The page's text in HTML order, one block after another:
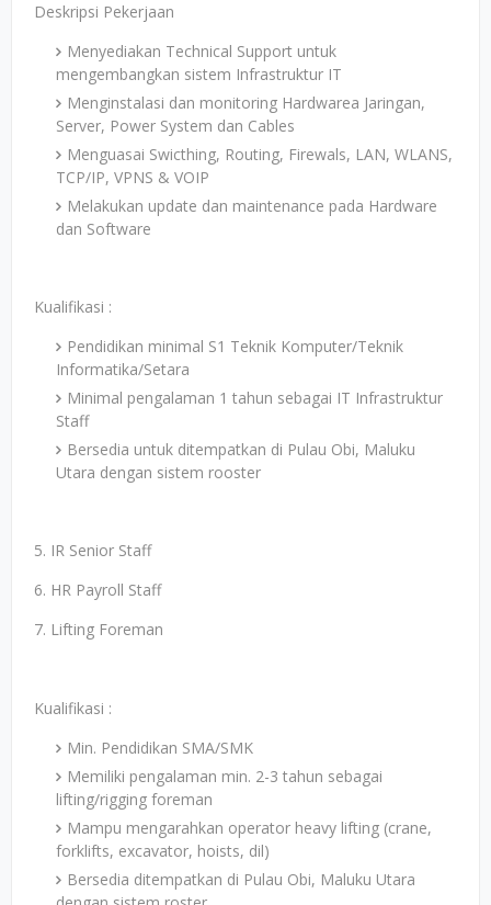
Deskripsi Pekerjaan
Menyediakan Technical Support untuk
mengembangkan sistem Infrastruktur IT
Menginstalasi dan monitoring Hardwarea Jaringan,
Server, Power System dan Cables
Menguasai Swicthing, Routing, Firewals, LAN, WLANS,
TCP/IP, VPNS & VOIP
Melakukan update dan maintenance pada Hardware
dan Software
Kualifikasi :
Pendidikan minimal S1 Teknik Komputer/Teknik
Informatika/Setara
Minimal pengalaman 1 tahun sebagai IT Infrastruktur
Staff
Bersedia untuk ditempatkan di Pulau Obi, Maluku
Utara dengan sistem rooster
5. IR Senior Staff
6. HR Payroll Staff
7. Lifting Foreman
Kualifikasi :
Min. Pendidikan SMA/SMK
Memiliki pengalaman min. 2-3 tahun sebagai
lifting/rigging foreman
Mampu mengarahkan operator heavy lifting (crane,
forklifts, excavator, hoists, dil)
Bersedia ditempatkan di Pulau Obi, Maluku Utara